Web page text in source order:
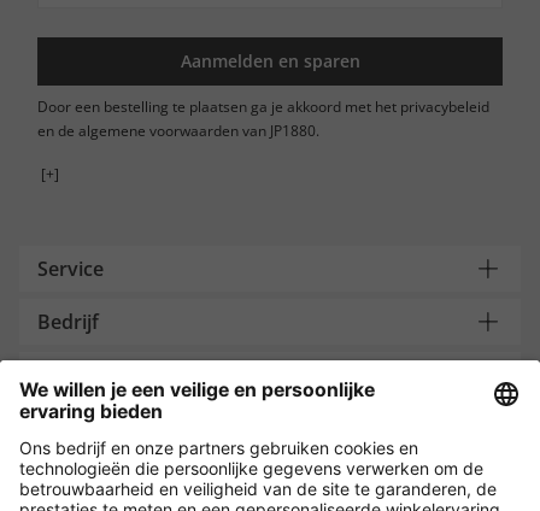
Aanmelden en sparen
Door een bestelling te plaatsen ga je akkoord met het privacybeleid
en de algemene voorwaarden van JP1880.
[+]
Service
Bedrijf
Payment and Delivery